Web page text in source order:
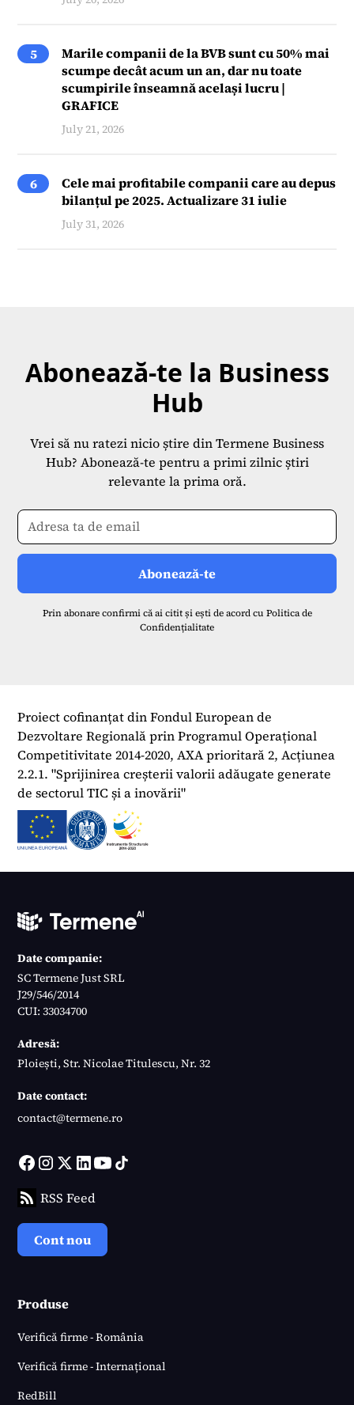
5
Marile companii de la BVB sunt cu 50% mai
scumpe decât acum un an, dar nu toate
scumpirile înseamnă același lucru |
GRAFICE
July 21, 2026
6
Cele mai profitabile companii care au depus
bilanțul pe 2025. Actualizare 31 iulie
July 31, 2026
Abonează-te la Business
Hub
Vrei să nu ratezi nicio știre din Termene Business
Hub? Abonează-te pentru a primi zilnic știri
relevante la prima oră.
Prin abonare confirmi că ai citit și ești de acord cu Politica de
Confidențialitate
Proiect cofinanțat din Fondul European de
Dezvoltare Regională prin Programul Operațional
Competitivitate 2014-2020, AXA prioritară 2, Acțiunea
2.2.1. "Sprijinirea creșterii valorii adăugate generate
de sectorul TIC și a inovării"
Date companie:
SC Termene Just SRL
J29/546/2014
CUI: 33034700
Adresă:
Ploiești, Str. Nicolae Titulescu, Nr. 32
Date contact:
contact@termene.ro
RSS Feed
Cont nou
Produse
Verifică firme - România
Verifică firme - Internațional
RedBill